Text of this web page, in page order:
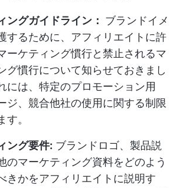
ングガイドライン： ブランドイメ
するために、アフィリエイトに許
ーケティング慣行と禁止されるマ
グ慣行について知らせておきまし
には、特定のプロモーション用
ジ、競合他社の使用に関する制限
す。
ング要件: ブランドロゴ、製品説
のマーケティング資料をどのよう
きかをアフィリエイトに説明す